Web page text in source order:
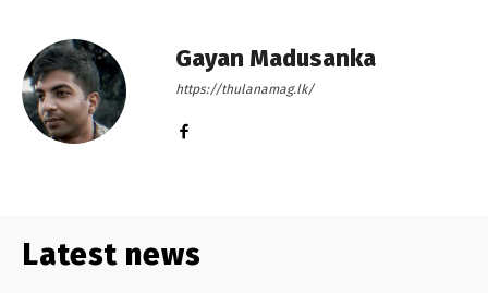
Gayan Madusanka
https://thulanamag.lk/
Latest news